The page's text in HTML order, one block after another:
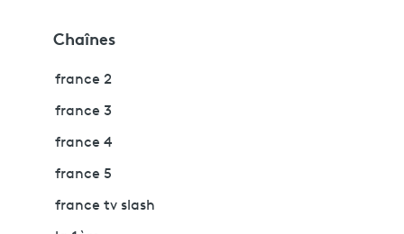
Chaînes
france 2
france 3
france 4
france 5
france tv slash